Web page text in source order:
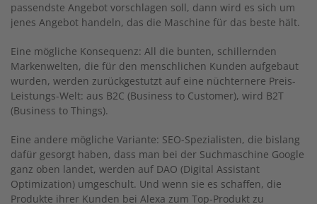
passendste Angebot vorschlagen soll, dann wird es sich um
jenes Angebot handeln, das die Maschine für das beste hält.
Eine mögliche Konsequenz: All die bunten, schillernden
Markenwelten, die für den menschlichen Kunden aufgebaut
wurden, werden zurückgestutzt auf eine nüchternere Preis-
Leistungs-Welt: aus B2C (Business to Customer), wird B2T
(Business to Things).
Eine andere mögliche Variante: SEO-Spezialisten, die bislang
dafür gesorgt haben, dass man bei der Suchmaschine Google
ganz oben landet, werden auf DAO (Digital Assistant
Optimization) umgeschult. Und wenn sie es schaffen, die
Produkte ihrer Kunden bei Alexa zum Top-Produkt zu